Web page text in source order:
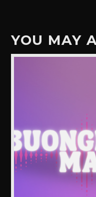
YOU MAY